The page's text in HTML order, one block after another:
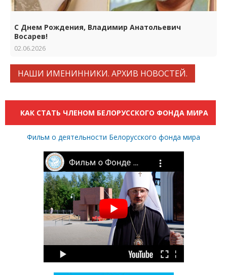
С Днем Рождения, Владимир Анатольевич
Восарев!
02.06.2026
НАШИ ИМЕНИННИКИ. АРХИВ НОВОСТЕЙ.
КАК СТАТЬ ЧЛЕНОМ БЕЛОРУССКОГО ФОНДА МИРА
Фильм о деятельности Белорусского фонда мира